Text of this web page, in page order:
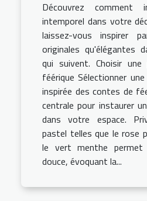
Découvrez comment
intemporel dans votre
laissez-vous inspirer
originales qu'élégantes
qui suivent. Choisir
féérique Sélectionner
inspirée des contes de
centrale pour instaurer
dans votre espace.
pastel telles que le rose
le vert menthe
douce, évoquant la...